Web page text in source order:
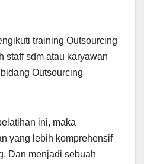
training Outsourcing
staff sdm atau karyawan
Outsourcing
ini, maka
yang lebih komprehensif
Dan menjadi sebuah